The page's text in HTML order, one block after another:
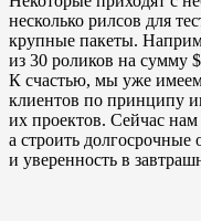
несколько рилсов для
крупные пакеты.
из 30 роликов на сумму
К счастью, мы уже
клиентов по принципу
их проектов. Сейчас нам
а строить долгосрочные
и уверенность в